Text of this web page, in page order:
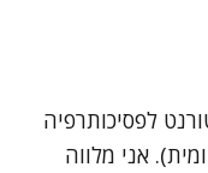
לפסיכותרפיה
אני מלווה